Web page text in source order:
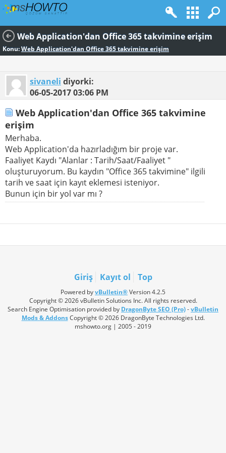
Web Application'dan Office 365 takvimine erişim
Konu:Web Application'dan Office 365 takvimine erişim
sivaneli diyorki:
06-05-201703:06 PM
Web Application'dan Office 365 takvimine
erişim
Merhaba.
Web Application'da hazırladığım bir proje var.
Faaliyet Kaydı "Alanlar : Tarih/Saat/Faaliyet "
oluşturuyorum. Bu kaydın "Office 365 takvimine" ilgili
tarih ve saat için kayıt eklemesi isteniyor.
Bunun için bir yol var mı ?
Giriş Kayıt ol Top
Powered byvBulletin®Version 4.2.5
Copyright © 2026 vBulletin Solutions Inc. All rights reserved.
Search Engine Optimisation provided by DragonByte SEO (Pro)-vBulletin
Mods & AddonsCopyright © 2026 DragonByte Technologies Ltd.
mshowto.org | 2005 - 2019